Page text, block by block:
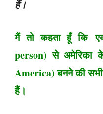
हैं।
मैं तो कहता हूँ कि
person) से अमेरिका
America) बनने की
हैं।